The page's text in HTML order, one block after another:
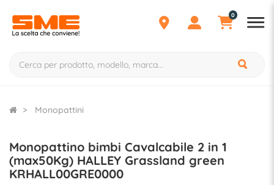
0
Monopattini
Monopattino bimbi Cavalcabile 2 in 1
(max50Kg) HALLEY Grassland green
KRHALL00GRE0000